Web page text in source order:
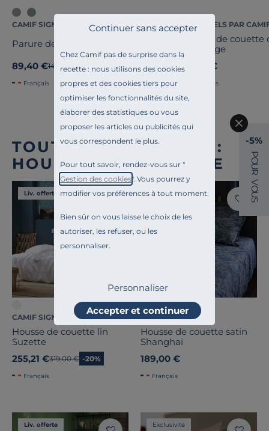
Chez Camif pas de surprise dans la
recette : nous utilisons des cookies
propres et des cookies tiers pour
optimiser les fonctionnalités du site,
élaborer des statistiques ou vous
proposer les articles ou publicités qui
vous correspondent le plus.
Pour tout savoir, rendez-vous sur "
Gestion des cookies". Vous pourrez y
modifier vos préférences à tout moment.
Bien sûr on vous laisse le choix de les
autoriser, les refuser, ou les
personnaliser.
Continuer sans accepter
Personnaliser
Accepter et continuer
CAMIF SIGNATURE
Parure de lit percale Angélique
89,40 €Ancien prix
149,00 € -40%
Français
ESSENTIELS PAR
Housse de
Tradilinge
99,00 €
Français
TOUTE NOTRE OFFRE :
HOUSSES DE COUETTE
Liv. offerte
CAMIF SIGNATURE
Housse de couette lin
Suzette
255,21 €Ancien prix
319,00 € -20%
Français
Liv. offerte
CAMIF SIGNATURE
Housse de couette satin
Shanghai
189,00 €
Français
Liv. offerte Exclusivité
-5%
P
O
U
R
V
O
U
S